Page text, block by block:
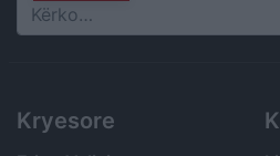
Search
Kryesore